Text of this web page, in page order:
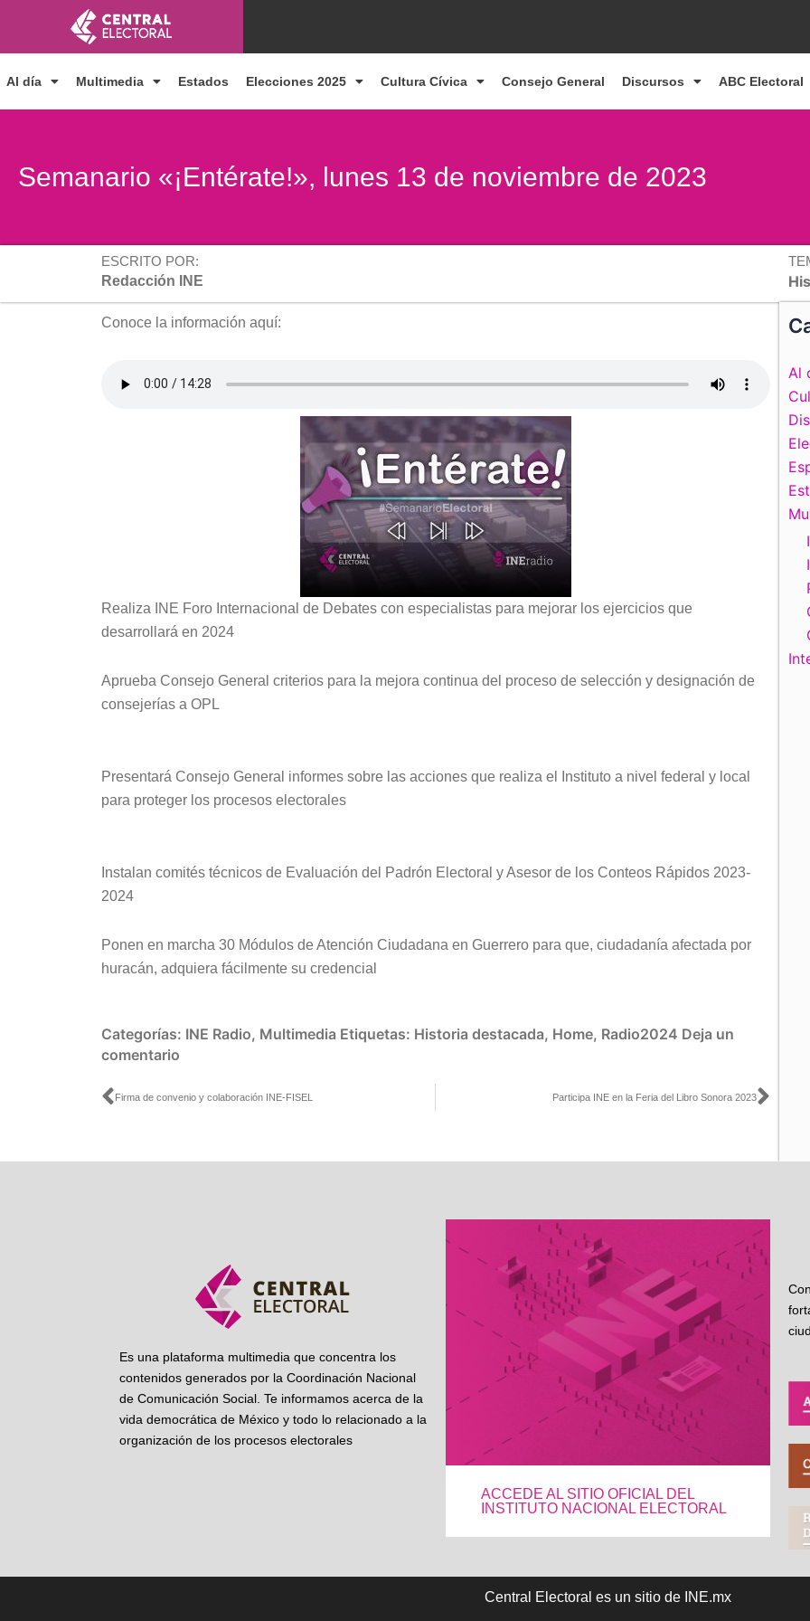
contenido
Al día Multimedia Estados Elecciones 2025 Cultura Cívica Consejo General Discursos ABC Electoral
Semanario «¡Entérate!», lunes 13 de noviembre de 2023
ESCRITO POR:
Redacción INE
Conoce la información aquí:
Realiza INE Foro Internacional de Debates con especialistas para mejorar los ejercicios que
desarrollará en 2024
Aprueba Consejo General criterios para la mejora continua del proceso de selección y designación de
consejerías a OPL
Presentará Consejo General informes sobre las acciones que realiza el Instituto a nivel federal y local
para proteger los procesos electorales
Instalan comités técnicos de Evaluación del Padrón Electoral y Asesor de los Conteos Rápidos 2023-
2024
Ponen en marcha 30 Módulos de Atención Ciudadana en Guerrero para que, ciudadanía afectada por
huracán, adquiera fácilmente su credencial
Categorías: INE Radio, Multimedia Etiquetas: Historia destacada, Home, Radio2024 Deja un
comentario
Ant
Firma de convenio y colaboración INE-FISEL Participa INE en la Feria del Libro Sonora 2023
Al
Es una plataforma multimedia que concentra los
contenidos generados por la Coordinación Nacional
de Comunicación Social. Te informamos acerca de la
vida democrática de México y todo lo relacionado a la
organización de los procesos electorales
ACCEDE AL SITIO OFICIAL DEL
INSTITUTO NACIONAL ELECTORAL
Central Electoral es un sitio de INE.mx